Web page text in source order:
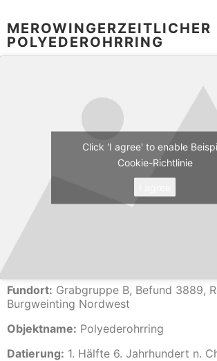
MEROWINGERZEITLICHER
POLYEDEROHRRING
Click 'I agree' to enable
Cookie-Richtlinie
Fundort: Grabgruppe B, Befund 3889,
Burgweinting Nordwest
Objektname: Polyederohrring
Datierung: 1. Hälfte 6. Jahrhundert n.